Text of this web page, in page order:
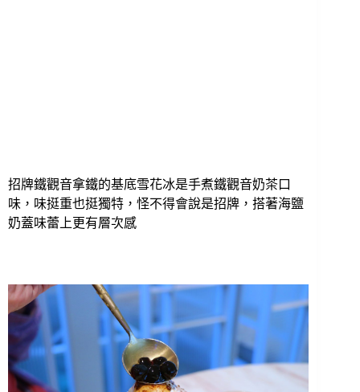
招牌鐵觀音拿鐵的基底雪花冰是手煮鐵觀音奶茶口
味，味挺重也挺獨特，怪不得會說是招牌，搭著海鹽
奶蓋味蕾上更有層次感